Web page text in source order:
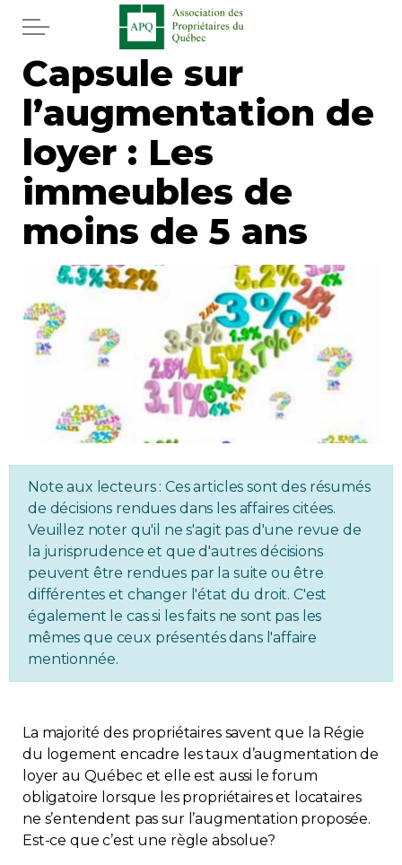
Aller au contenu principal
Accueil
Services
Actualités
Journal
Juridique
Mot de l'éditeur
Immobilier
Copropriété
Environnement
Rabais APQ
FAQ
Contact
Capsule sur
l’augmentation de
loyer : Les
immeubles de
moins de 5 ans
Note aux lecteurs : Ces articles sont des résumés
de décisions rendues dans les affaires citées.
Veuillez noter qu'il ne s'agit pas d'une revue de
la jurisprudence et que d'autres décisions
peuvent être rendues par la suite ou être
différentes et changer l'état du droit. C'est
également le cas si les faits ne sont pas les
mêmes que ceux présentés dans l'affaire
mentionnée.
La majorité des propriétaires savent que la Régie
du logement encadre les taux d’augmentation de
loyer au Québec et elle est aussi le forum
obligatoire lorsque les propriétaires et locataires
ne s’entendent pas sur l’augmentation proposée.
Est-ce que c’est une règle absolue?